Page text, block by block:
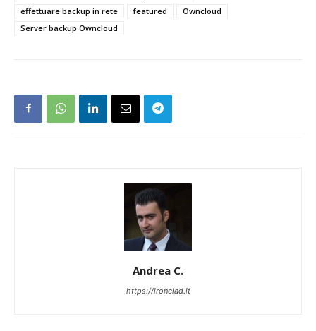
effettuare backup in rete
featured
Owncloud
Server backup Owncloud
Andrea C.
https://ironclad.it